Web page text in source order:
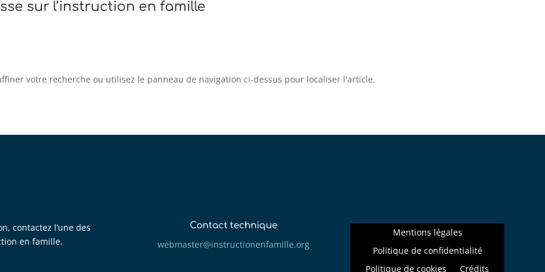
sur l’instruction en famille
votre recherche ou utilisez le panneau de navigation ci-dessus pour localiser l'article.
contactez l’une des
en famille.
Contact technique
gro.e
llima
fneno
itcur
tsni@
retsa
mbew
Mentions légales
Politique de confidentialité
Politique de cookies
Crédits